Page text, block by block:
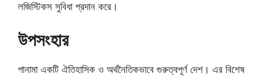
লজিস্টিকস সুবিধা প্রদান করে।
উপসংহার
পানামা একটি ঐতিহাসিক ও অর্থনৈতিকভাবে গুরুত্বপূর্ণ দেশ। এর বিশেষ